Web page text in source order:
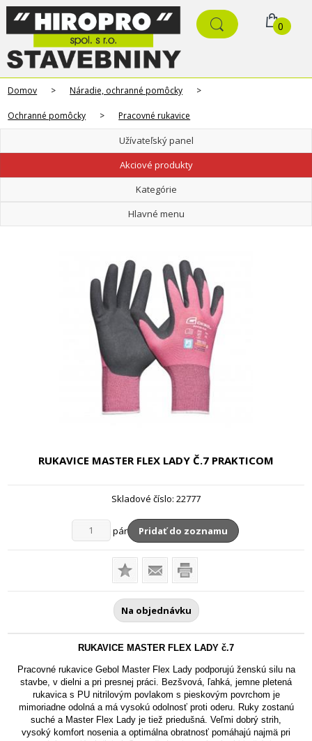
0
Domov > Náradie, ochranné pomôcky >
Ochranné pomôcky > Pracovné rukavice
Užívateľský panel
Akciové produkty
Kategórie
Hlavné menu
RUKAVICE MASTER FLEX LADY Č.7 PRAKTICOM
Skladové číslo: 22777
pár Pridať do zoznamu
Na objednávku
RUKAVICE MASTER FLEX LADY č.7
Pracovné rukavice Gebol Master Flex Lady podporujú ženskú silu na
stavbe, v dielni a pri presnej práci. Bezšvová, ľahká, jemne pletená
rukavica s PU nitrilovým povlakom s pieskovým povrchom je
mimoriadne odolná a má vysokú odolnosť proti oderu. Ruky zostanú
suché a Master Flex Lady je tiež priedušná. Veľmi dobrý strih,
vysoký komfort nosenia a optimálna obratnosť pomáhajú najmä pri